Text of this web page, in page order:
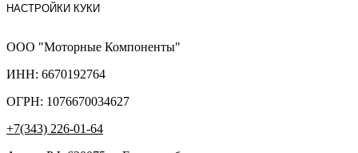
НАСТРОЙКИ КУКИ
ООО "Моторные Компоненты"
ИНН: 6670192764
ОГРН: 1076670034627
+7(343) 226-01-64